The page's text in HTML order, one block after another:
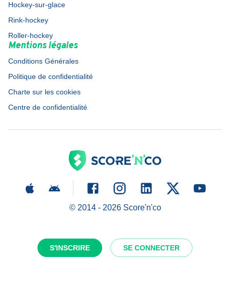
S'INSCRIRE SE CONNECTER
Hockey-sur-glace
Rink-hockey
Roller-hockey
Mentions légales
Conditions Générales
Politique de confidentialité
Charte sur les cookies
Centre de confidentialité
© 2014 - 2026Score'n'co